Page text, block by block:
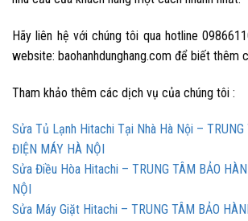
Hãy liên hệ với chúng tôi qua hotline
website: baohanhdunghang.com để biết thêm
Tham khảo thêm các dịch vụ của chúng tôi :
Sửa Tủ Lạnh Hitachi Tại Nhà Hà Nội – TRUNG
ĐIỆN MÁY HÀ NỘI
Sửa Điều Hòa Hitachi – TRUNG TÂM BẢO
NỘI
Sửa Máy Giặt Hitachi – TRUNG TÂM BẢO